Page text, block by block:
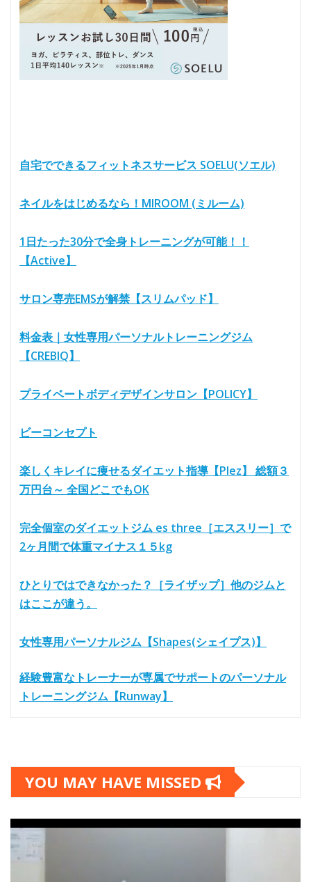
自宅でできるフィットネスサービス SOELU(ソエル)
ネイルをはじめるなら！MIROOM (ミルーム)
1日たった30分で全身トレーニングが可能！！
【Active】
サロン専売EMSが解禁【スリムパッド】
料金表｜女性専用パーソナルトレーニングジム
【CREBIQ】
プライベートボディデザインサロン【POLICY】
ビーコンセプト
楽しくキレイに痩せるダイエット指導【Plez】 総額３
万円台～ 全国どこでもOK
完全個室のダイエットジム es three［エススリー］で
2ヶ月間で体重マイナス１５kg
ひとりではできなかった？［ライザップ］他のジムと
はここが違う。
女性専用パーソナルジム【Shapes(シェイプス)】
経験豊富なトレーナーが専属でサポートのパーソナル
トレーニングジム【Runway】
YOU MAY HAVE MISSED